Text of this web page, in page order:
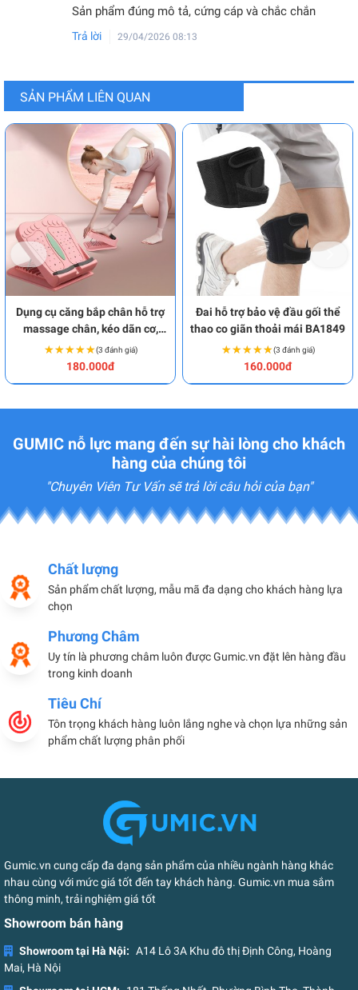
Sản phẩm đúng mô tả, cứng cáp và chắc chắn
Trả lời 29/04/2026 08:13
SẢN PHẨM LIÊN QUAN
Dụng cụ căng bắp chân hỗ trợ
massage chân, kéo dãn cơ,
gân hiệu quả BA1962
★★★★★
★★★★★(3 đánh giá)
180.000đ
Đai hỗ trợ bảo vệ đầu gối thể
thao co giãn thoải mái BA1849
★★★★★
★★★★★(3 đánh giá)
160.000đ
GUMIC nỗ lực mang đến sự hài lòng cho khách
hàng của chúng tôi
"Chuyên Viên Tư Vấn sẽ trả lời câu hỏi của bạn"
Chất lượng
Sản phẩm chất lượng, mẫu mã đa dạng cho khách hàng lựa
chọn
Phương Châm
Uy tín là phương châm luôn được Gumic.vn đặt lên hàng đầu
trong kinh doanh
Tiêu Chí
Tôn trọng khách hàng luôn lắng nghe và chọn lựa những sản
phẩm chất lượng phân phối
Gumic.vn cung cấp đa dạng sản phẩm của nhiều ngành hàng khác
nhau cùng với mức giá tốt đến tay khách hàng. Gumic.vn mua sắm
thông minh, trải nghiệm giá tốt
Showroom bán hàng
Showroom tại Hà Nội: A14 Lô 3A Khu đô thị Định Công, Hoàng
Mai, Hà Nội